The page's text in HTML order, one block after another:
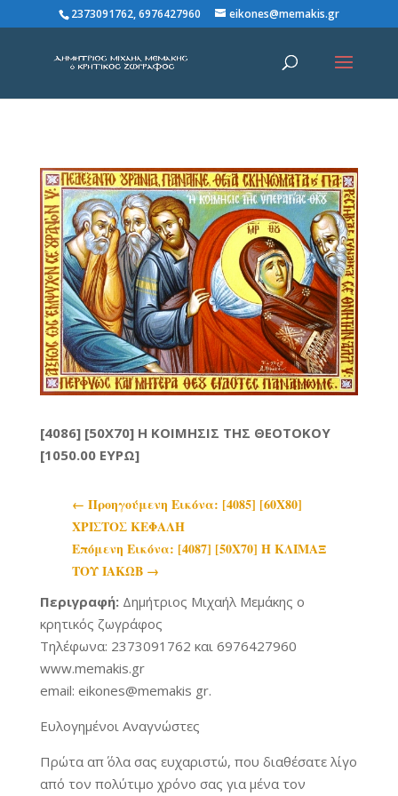
2373091762, 6976427960 eikones@memakis.gr
[4086] [50Χ70] Η ΚΟΙΜΗΣΙΣ ΤΗΣ ΘΕΟΤΟΚΟΥ
[1050.00 ΕΥΡΩ]
← Προηγoύμενη Εικόνα: [4085] [60Χ80]
ΧΡΙΣΤΟΣ ΚΕΦΑΛΗ
Επόμενη Εικόνα: [4087] [50Χ70] Η ΚΛΙΜΑΞ
ΤΟΥ ΙΑΚΩΒ→
Περιγραφή:Δημήτριος Μιχαήλ Μεμάκης ο
κρητικός ζωγράφος
Τηλέφωνα: 2373091762 και 6976427960
www.memakis.gr
email: eikones@memakis gr.
Ευλογημένοι Αναγνώστες
Πρώτα απ΄ όλα σας ευχαριστώ, που διαθέσατε λίγο
από τον πολύτιμο χρόνο σας για μένα τον